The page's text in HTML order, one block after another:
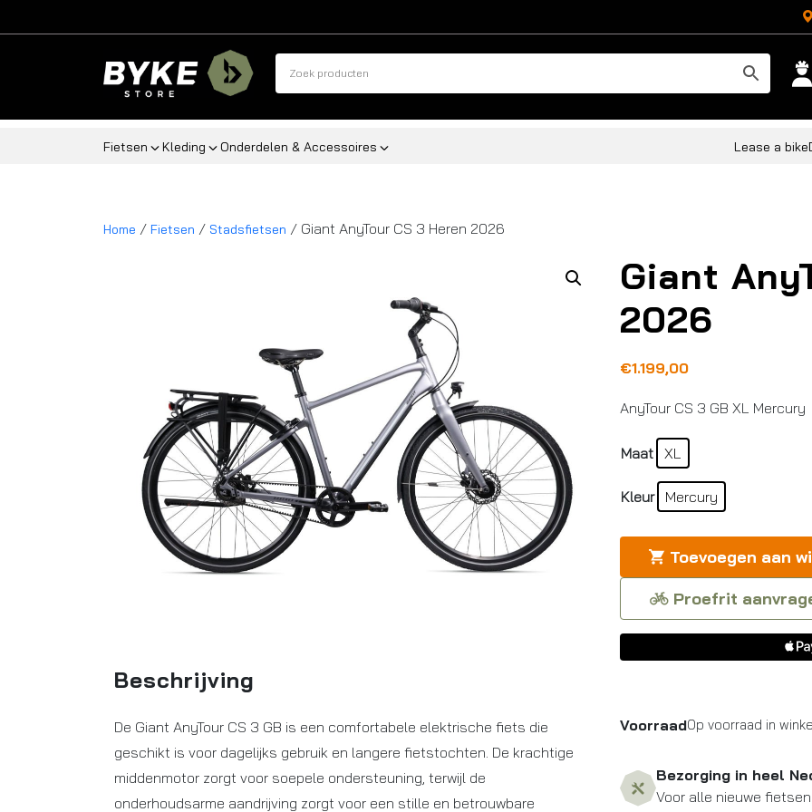
Fietsen Kleding Onderdelen & Accessoires Lease a bike
Home / Fietsen / Stadsfietsen / Giant AnyTour CS 3 Heren 2026
Beschrijving
De Giant AnyTour CS 3 GB is een comfortabele elektrische fiets die
geschikt is voor dagelijks gebruik en langere fietstochten. De krachtige
middenmotor zorgt voor soepele ondersteuning, terwijl de
onderhoudsarme aandrijving zorgt voor een stille en betrouwbare
Giant
2026
€1.199,00
AnyTour CS 3 GB XL Mercury
Maat XL
Kleur Mercury
Toevoegen aan
Proefrit
VoorraadOp voorraad in
Bezorging in heel
Voor alle nieuwe fietsen